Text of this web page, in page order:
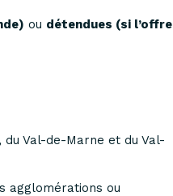
ou détendues (si l’offre
Val-de-Marne et du Val-
agglomérations ou